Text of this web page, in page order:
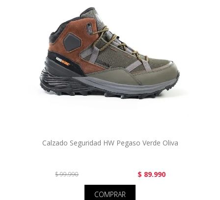
Calzado Seguridad HW Pegaso Verde Oliva
$ 99.990 $ 89.990
COMPRAR